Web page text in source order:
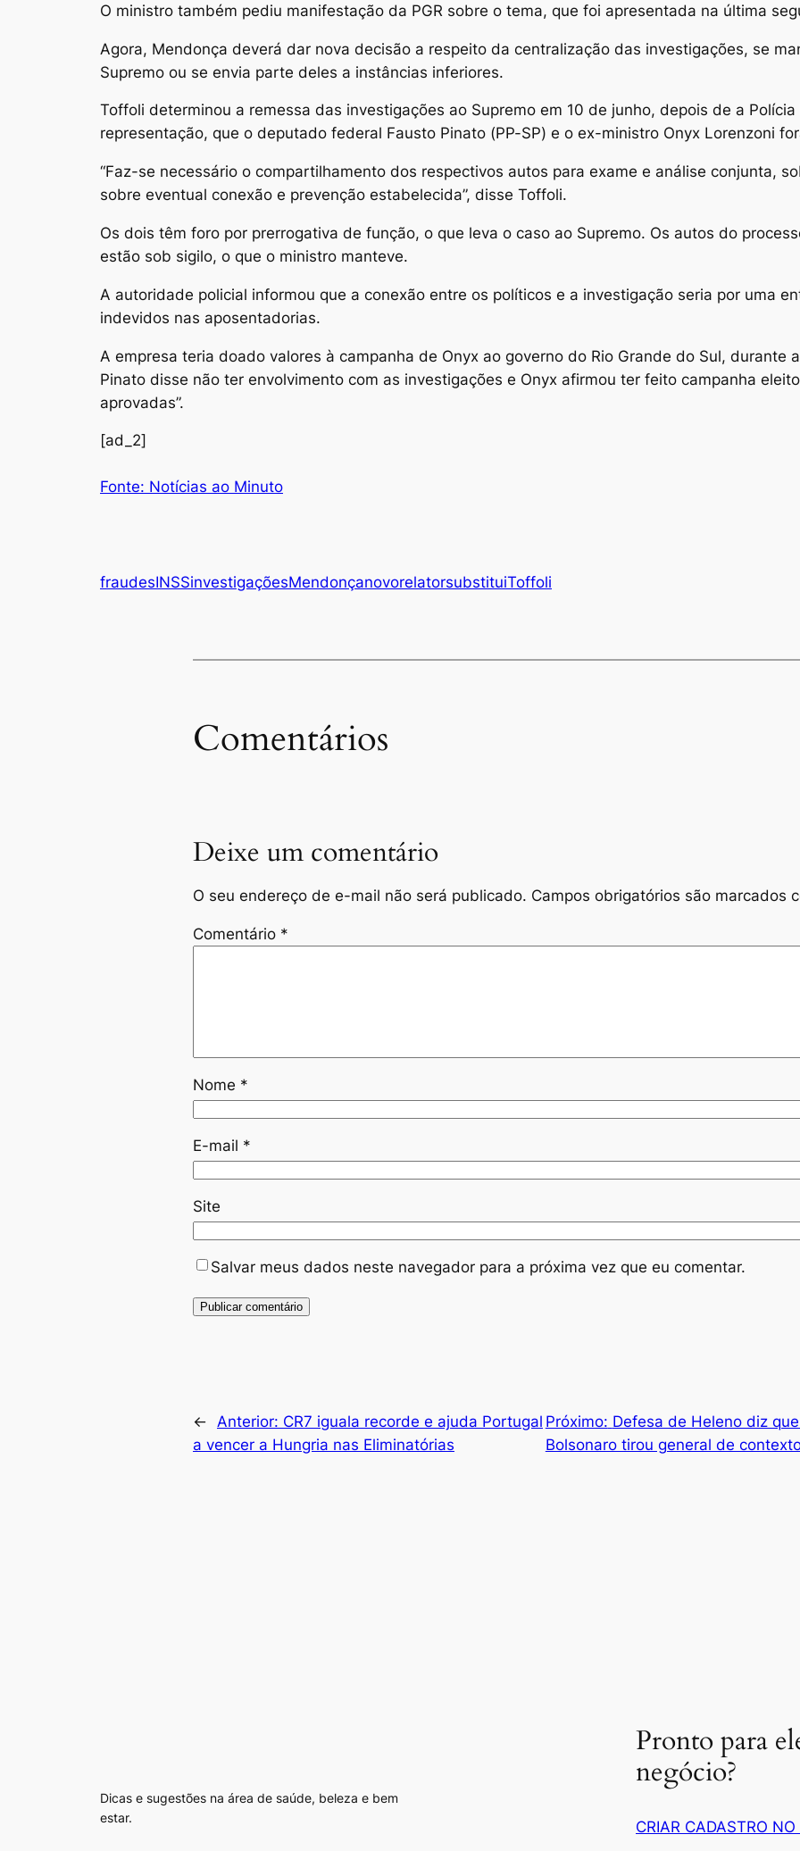
O ministro também pediu manifestação da PGR sobre o tema, que foi apresentada na última
Agora, Mendonça deverá dar nova decisão a respeito da centralização das investigações, se
Supremo ou se envia parte deles a instâncias inferiores.
Toffoli determinou a remessa das investigações ao Supremo em 10 de junho, depois de a
representação, que o deputado federal Fausto Pinato (PP-SP) e o ex-ministro Onyx Lorenzoni
“Faz-se necessário o compartilhamento dos respectivos autos para exame e análise conjunta,
sobre eventual conexão e prevenção estabelecida”, disse Toffoli.
Os dois têm foro por prerrogativa de função, o que leva o caso ao Supremo. Os autos do
estão sob sigilo, o que o ministro manteve.
A autoridade policial informou que a conexão entre os políticos e a investigação seria por uma
indevidos nas aposentadorias.
A empresa teria doado valores à campanha de Onyx ao governo do Rio Grande do Sul, durante
Pinato disse não ter envolvimento com as investigações e Onyx afirmou ter feito campanha
aprovadas”.
[ad_2]
Fonte: Notícias ao Minuto
fraudesINSSinvestigaçõesMendonçanovorelatorsubstituiToffoli
Comentários
Deixe um comentário
O seu endereço de e-mail não será publicado. Campos obrigatórios são marcados
Comentário *
Nome *
E-mail *
Site
Salvar meus dados neste navegador para a próxima vez que eu comentar.
← Anterior: CR7 iguala recorde e ajuda Portugal
a vencer a Hungria nas Eliminatórias
Próximo: Defesa de Heleno diz
Bolsonaro tirou general de
Dicas e sugestões na área de saúde, beleza e bem
estar.
Pronto para
negócio?
CRIAR CADASTRO